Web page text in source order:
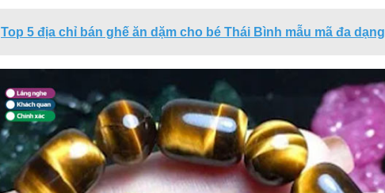
Top 5 địa chỉ bán ghế ăn dặm cho bé Thái Bình mẫu mã đa dạng